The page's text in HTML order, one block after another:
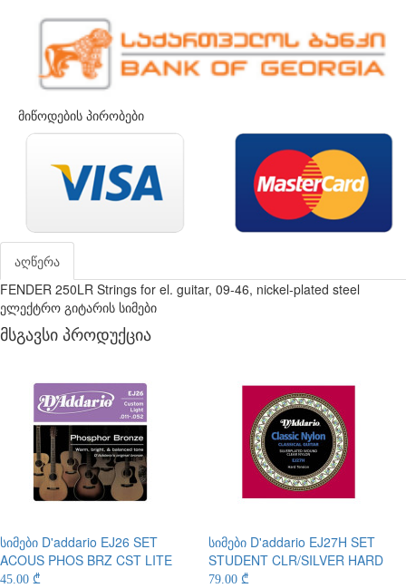
მიწოდების პირობები
აღწერა
FENDER 250LR Strings for el. guitar, 09-46, nickel-plated steel
ელექტრო გიტარის სიმები
მსგავსი პროდუქცია
სიმები D'addario EJ26 SET
ACOUS PHOS BRZ CST LITE
45.00 ₾
სიმები D'addario EJ27H SET
STUDENT CLR/SILVER HARD
79.00 ₾